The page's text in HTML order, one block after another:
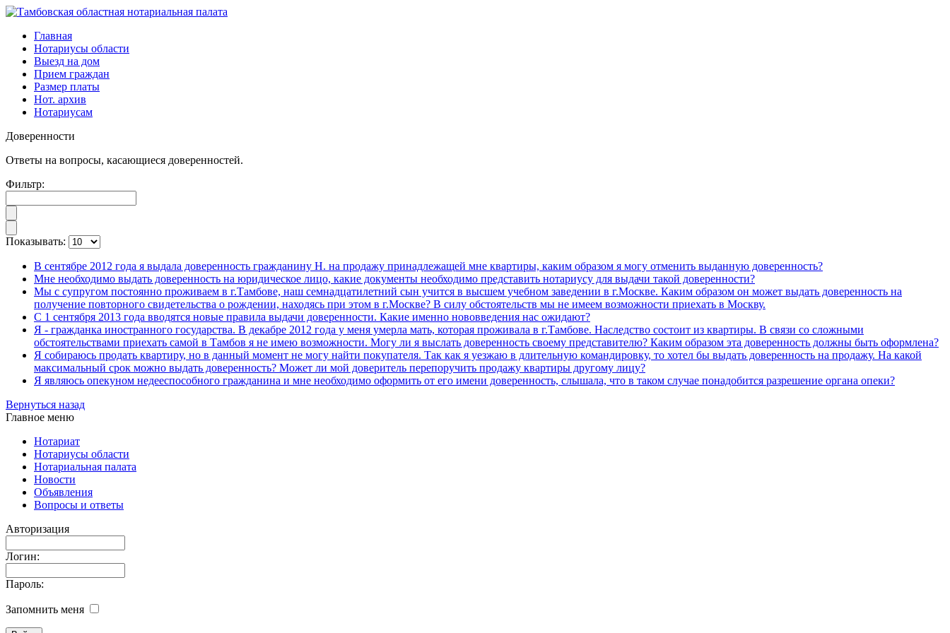
Главная
Нотариусы области
Выезд на дом
Прием граждан
Размер платы
Нот. архив
Нотариусам
Доверенности
Ответы на вопросы, касающиеся доверенностей.
Фильтр:
Показывать:
В сентябре 2012 года я выдала доверенность гражданину Н. на продажу принадлежащей мне квартиры, каким образом я могу отменить выданную доверенность?
Мне необходимо выдать доверенность на юридическое лицо, какие документы необходимо представить нотариусу для выдачи такой доверенности?
Мы с супругом постоянно проживаем в г.Тамбове, наш семнадцатилетний сын учится в высшем учебном заведении в г.Москве. Каким образом он может выдать доверенность на
получение повторного свидетельства о рождении, находясь при этом в г.Москве? В силу обстоятельств мы не имеем возможности приехать в Москву.
С 1 сентября 2013 года вводятся новые правила выдачи доверенности. Какие именно нововведения нас ожидают?
Я - гражданка иностранного государства. В декабре 2012 года у меня умерла мать, которая проживала в г.Тамбове. Наследство состоит из квартиры. В связи со сложными
обстоятельствами приехать самой в Тамбов я не имею возможности. Могу ли я выслать доверенность своему представителю? Каким образом эта доверенность должны быть оформлена?
Я собираюсь продать квартиру, но в данный момент не могу найти покупателя. Так как я уезжаю в длительную командировку, то хотел бы выдать доверенность на продажу. На какой
максимальный срок можно выдать доверенность? Может ли мой доверитель перепоручить продажу квартиры другому лицу?
Я являюсь опекуном недееспособного гражданина и мне необходимо оформить от его имени доверенность, слышала, что в таком случае понадобится разрешение органа опеки?
Вернуться назад
Главное меню
Нотариат
Нотариусы области
Нотариальная палата
Новости
Объявления
Вопросы и ответы
Авторизация
Логин:
Пароль:
Запомнить меня